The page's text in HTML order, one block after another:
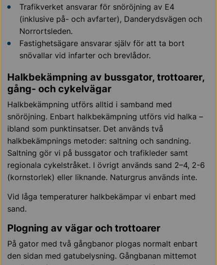
Trafikverket ansvarar för snöröjning av E4
(inklusive på- och avfarter), Danderydsvägen och
Norrortsleden.
Fastighetsägare ansvarar själv för att ta bort
snövallar vid infarter och brevlådor.
Halkbekämpning av bussgator, trottoarer,
gång- och cykelvägar
Halkbekämpning utförs alltid i samband med
snöröjning. Enbart halkbekämpning utförs vid halka –
ibland som punktinsatser. Det används två
halkbekämpnings metoder: saltning och sandning.
Saltning gör vi på bussgator och trafikleder samt
regionala cykelstråket. I övrigt används sand 2–4, 2-6
(kornstorlek) eller liknande. Naturgrus används inte.
Vid låga temperaturer halkbekämpar vi enbart med
sand.
Plogning av vägar och trottoarer
På gator med två gångbanor plogas normalt enbart
den sidan med gatubelysning. Gångbanan mittemot